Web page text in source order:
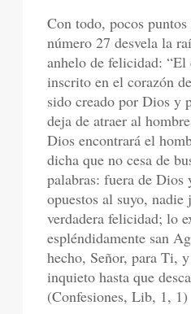
Con todo, pocos puntos
número 27 desvela la
anhelo de felicidad: “El
inscrito en el corazón
sido creado por Dios y
deja de atraer al
Dios encontrará el
dicha que no cesa de
palabras: fuera de Dios
opuestos al suyo, nadie
verdadera felicidad; lo
espléndidamente san
hecho, Señor, para Ti,
inquieto hasta que
(Confesiones, Lib, 1, 1)